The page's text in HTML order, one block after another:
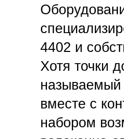
4402 и
Хотя точки
называемый
вместе с
набором